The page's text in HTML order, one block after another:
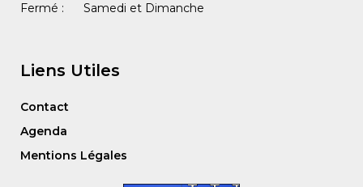
Fermé : Samedi et Dimanche
Liens Utiles
Contact
Agenda
Mentions Légales